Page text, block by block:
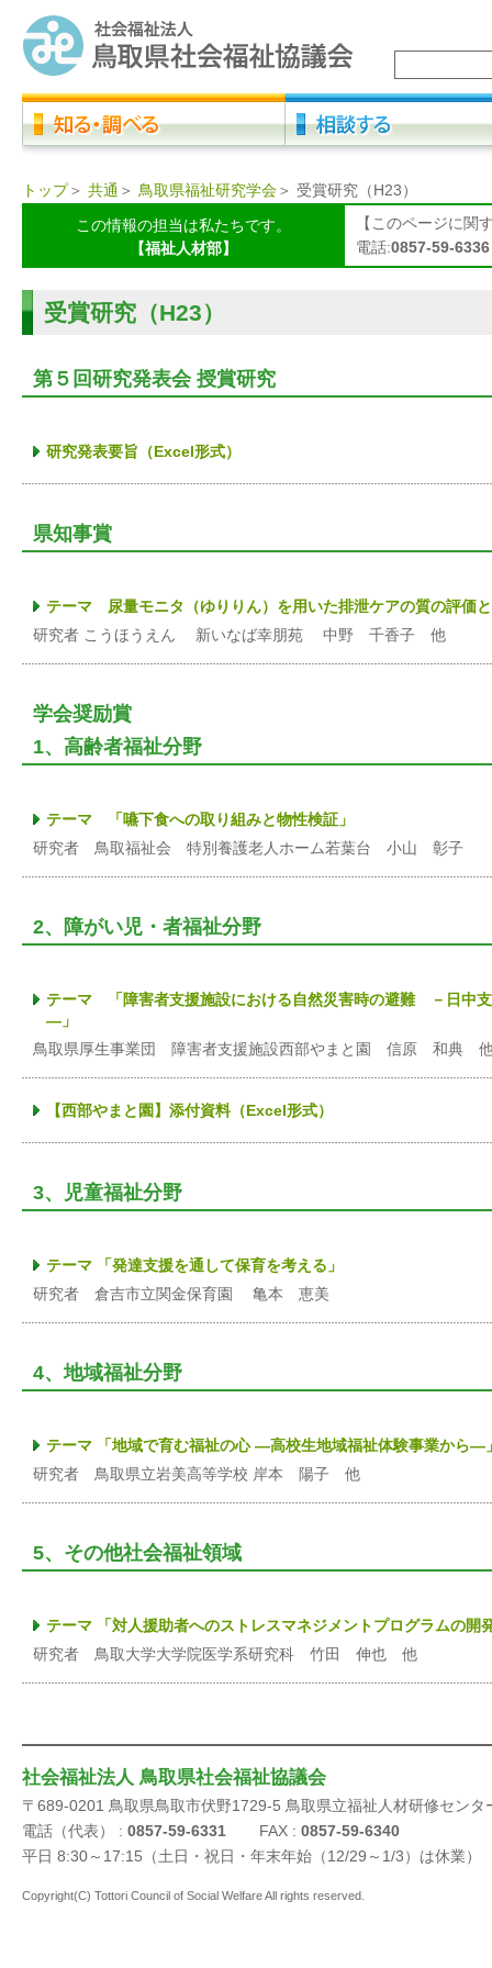
トップ＞ 共通 ＞ 鳥取県福祉研究学会＞ 受賞研究（H23）
この情報の担当は私たちです。
【福祉人材部】
【このページに関
電話:0857-59-6336
受賞研究（H23）
第５回研究発表会 授賞研究
研究発表要旨（Excel形式）
県知事賞
テーマ 尿量モニタ（ゆりりん）を用いた排泄ケアの質の評価
研究者 こうほうえん 新いなば幸朋苑 中野 千香子 他
学会奨励賞
1、高齢者福祉分野
テーマ 「嚥下食への取り組みと物性検証」
研究者 鳥取福祉会 特別養護老人ホーム若葉台 小山 彰子
2、障がい児・者福祉分野
テーマ 「障害者支援施設における自然災害時の避難 －日中
―」
鳥取県厚生事業団 障害者支援施設西部やまと園 信原 和典
【西部やまと園】添付資料（Excel形式）
3、児童福祉分野
テーマ 「発達支援を通して保育を考える」
研究者 倉吉市立関金保育園 亀本 恵美
4、地域福祉分野
テーマ 「地域で育む福祉の心 ―高校生地域福祉体験事業から―
研究者 鳥取県立岩美高等学校 岸本 陽子 他
5、その他社会福祉領域
テーマ 「対人援助者へのストレスマネジメントプログラムの開
研究者 鳥取大学大学院医学系研究科 竹田 伸也 他
社会福祉法人 鳥取県社会福祉協議会
〒689-0201 鳥取県鳥取市伏野1729-5 鳥取県立福祉人材研修センタ
電話（代表） : 0857-59-6331 FAX : 0857-59-6340
平日 8:30～17:15（土日・祝日・年末年始（12/29～1/3）は休業）
Copyright(C) Tottori Council of Social Welfare All rights reserved.